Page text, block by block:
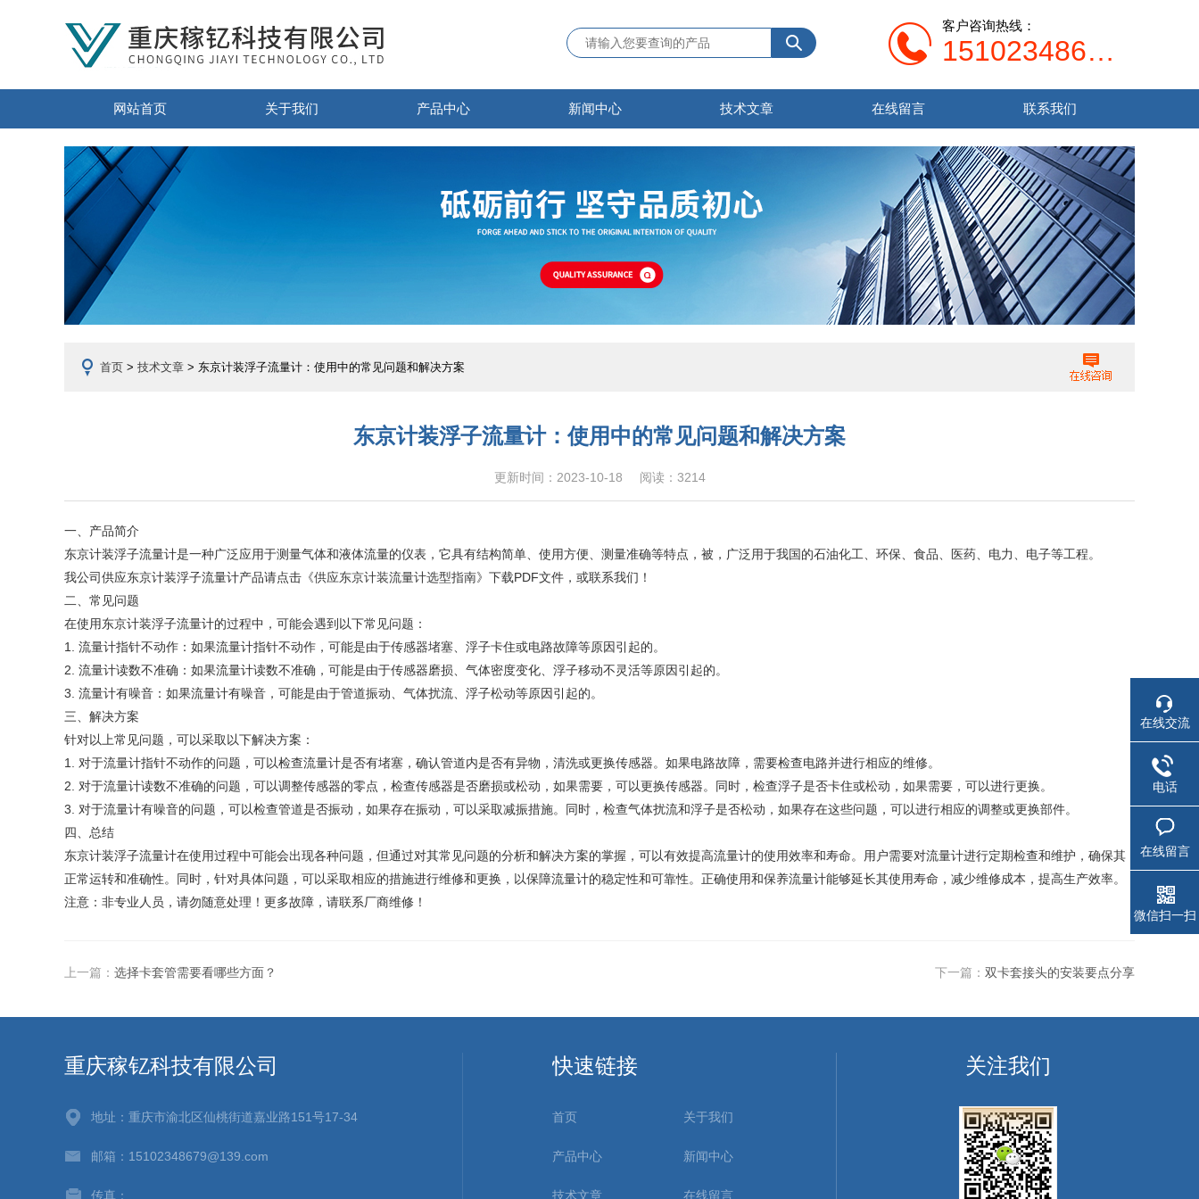
客户咨询热线：
15102348679
网站首页 关于我们 产品中心 新闻中心 技术文章 在线留言 联系我们
首页 > 技术文章 > 东京计装浮子流量计：使用中的常见问题和解决方案
东京计装浮子流量计：使用中的常见问题和解决方案
更新时间：2023-10-18 阅读：3214
一、产品简介
东京计装浮子流量计是一种广泛应用于测量气体和液体流量的仪表，它具有结构简单、使用方便、测量准确等特点，被，广泛用于我国的石油化工、环保、食品、医药、电力、电子等工程。
我公司供应东京计装浮子流量计产品请点击 《供应东京计装流量计选型指南》 下载PDF文件，或联系我们！
二、常见问题
在使用东京计装浮子流量计的过程中，可能会遇到以下常见问题：
1. 流量计指针不动作：如果流量计指针不动作，可能是由于传感器堵塞、浮子卡住或电路故障等原因引起的。
2. 流量计读数不准确：如果流量计读数不准确，可能是由于传感器磨损、气体密度变化、浮子移动不灵活等原因引起的。
3. 流量计有噪音：如果流量计有噪音，可能是由于管道振动、气体扰流、浮子松动等原因引起的。
三、解决方案
针对以上常见问题，可以采取以下解决方案：
1. 对于流量计指针不动作的问题，可以检查流量计是否有堵塞，确认管道内是否有异物，清洗或更换传感器。如果电路故障，需要检查电路并进行相应的维修。
2. 对于流量计读数不准确的问题，可以调整传感器的零点，检查传感器是否磨损或松动，如果需要，可以更换传感器。同时，检查浮子是否卡住或松动，如果需要，可以进行更换。
3. 对于流量计有噪音的问题，可以检查管道是否振动，如果存在振动，可以采取减振措施。同时，检查气体扰流和浮子是否松动，如果存在这些问题，可以进行相应的调整或更换部件。
四、总结
东京计装浮子流量计在使用过程中可能会出现各种问题，但通过对其常见问题的分析和解决方案的掌握，可以有效提高流量计的使用效率和寿命。用户需要对流量计进行定期检查和维护，确保其
正常运转和准确性。同时，针对具体问题，可以采取相应的措施进行维修和更换，以保障流量计的稳定性和可靠性。正确使用和保养流量计能够延长其使用寿命，减少维修成本，提高生产效率。
注意：非专业人员，请勿随意处理！更多故障，请联系厂商维修！
上一篇： 选择卡套管需要看哪些方面？ 下一篇： 双卡套接头的安装要点分享
重庆稼钇科技有限公司
地址：重庆市渝北区仙桃街道嘉业路151号17-34
邮箱：15102348679@139.com
传真：
快速链接
首页 关于我们
产品中心 新闻中心
技术文章 在线留言
关注我们
在线交流
电话
在线留言
微信扫一扫